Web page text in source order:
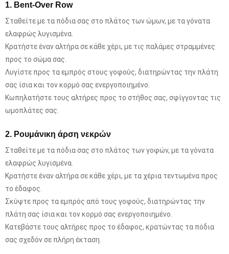
1. Bent-Over Row
Σταθείτε με τα πόδια σας στο πλάτος των ώμων, με τα γόνατα
ελαφρώς λυγισμένα.
Κρατήστε έναν αλτήρα σε κάθε χέρι, με τις παλάμες στραμμένες
προς το σώμα σας.
Λυγίστε προς τα εμπρός στους γοφούς, διατηρώντας την πλάτη
σας ίσια και τον κορμό σας ενεργοποιημένο.
Κωπηλατήστε τους αλτήρες προς το στήθος σας, σφίγγοντας τις
ωμοπλάτες σας.
2. Ρουμάνικη άρση νεκρών
Σταθείτε με τα πόδια σας στο πλάτος των γοφών, με τα γόνατα
ελαφρώς λυγισμένα.
Κρατήστε έναν αλτήρα σε κάθε χέρι, με τα χέρια τεντωμένα προς
το έδαφος.
Σκύψτε προς τα εμπρός από τους γοφούς, διατηρώντας την
πλάτη σας ίσια και τον κορμό σας ενεργοποιημένο.
Κατεβάστε τους αλτήρες προς το έδαφος, κρατώντας τα πόδια
σας σχεδόν σε πλήρη έκταση.